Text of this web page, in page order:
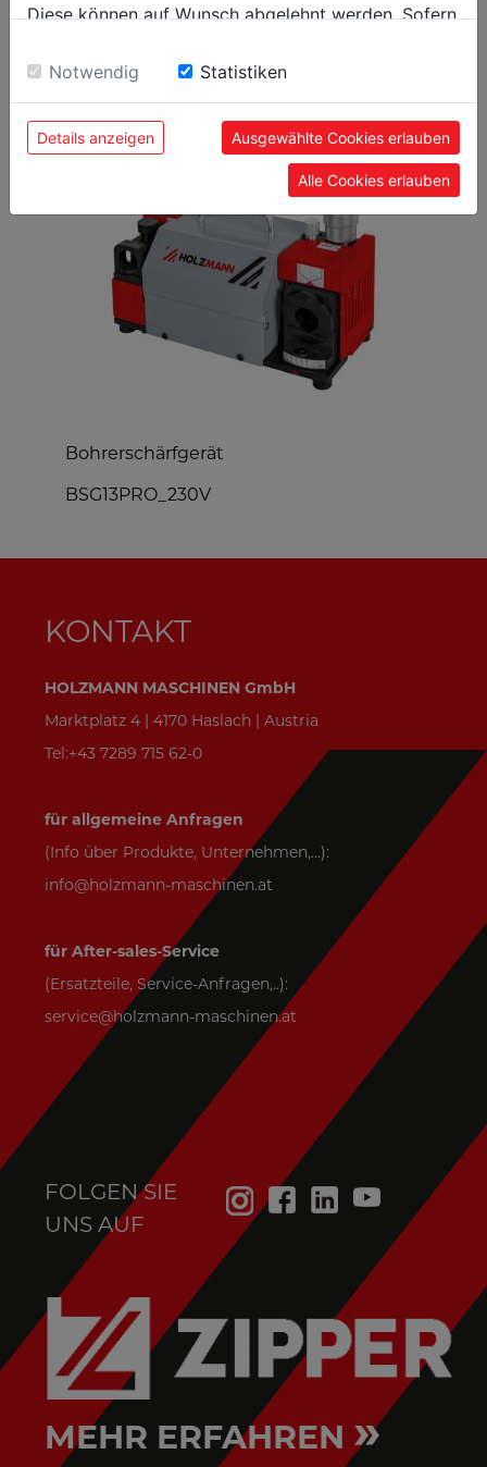
Bohrerschärfgerät
BSG13PRO_230V
KONTAKT
HOLZMANN MASCHINEN GmbH
Marktplatz 4 | 4170 Haslach | Austria
Tel:+43 7289 715 62-0
für allgemeine Anfragen
(Info über Produkte, Unternehmen,...):
info@holzmann-maschinen.at
für After-sales-Service
(Ersatzteile, Service-Anfragen,..):
service@holzmann-maschinen.at
FOLGEN SIE
UNS AUF
MEHR ERFAHREN »
Diese können auf Wunsch abgelehnt werden. Sofern
Einwilligung zu unseren Cookies.
Notwendig Statistiken
Details anzeigen Ausgewählte Cookies erlauben
Alle Cookies erlauben